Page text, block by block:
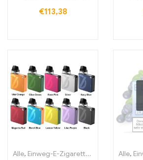
€113,38
Alle, Einweg-E-Zigaretten Irland Alle,